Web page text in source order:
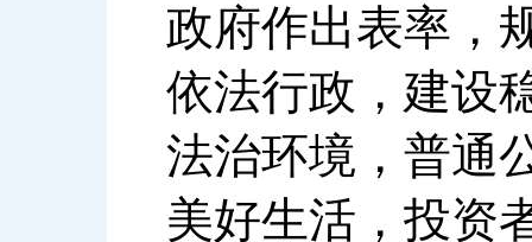
政府作出表率，
依法行政，建设
法治环境，普通
美好生活，投资